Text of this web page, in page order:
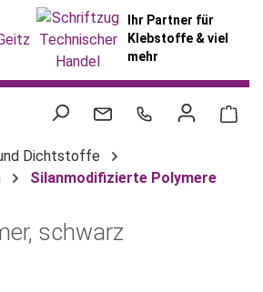
Ihr Partner für
Klebstoffe & viel
mehr
Dichtstoffe
Silanmodifizierte Polymere
schwarz